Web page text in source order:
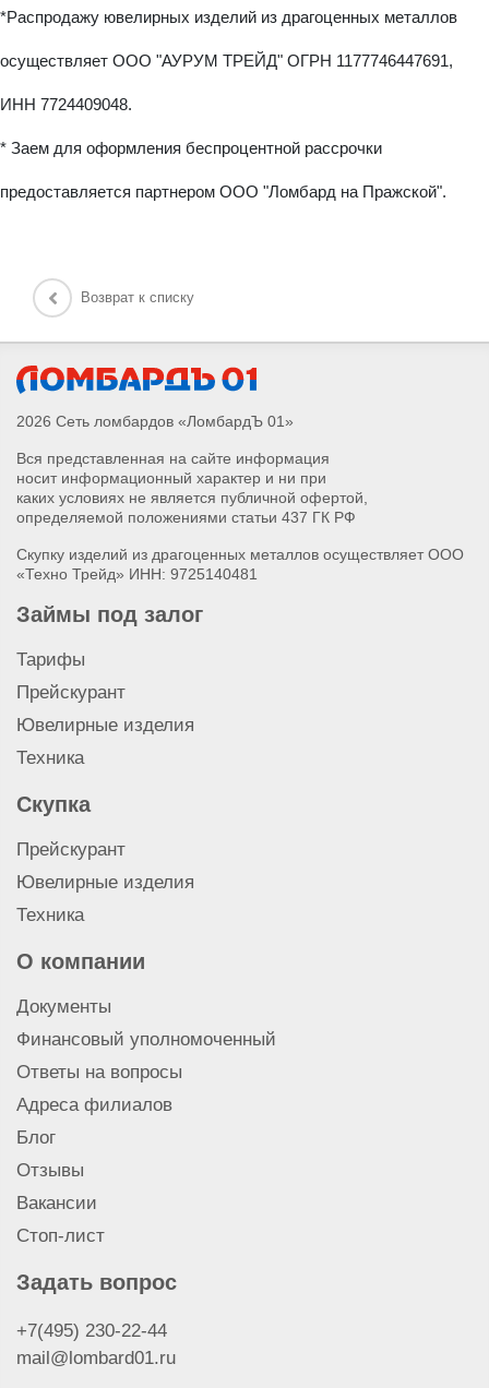
*Распродажу ювелирных изделий из драгоценных металлов
осуществляет ООО "АУРУМ ТРЕЙД" ОГРН 1177746447691,
ИНН 7724409048.
* Заем для оформления беспроцентной рассрочки
предоставляется партнером ООО "Ломбард на Пражской".
Возврат к списку
2026 Сеть ломбардов «ЛомбардЪ 01»
Вся представленная на сайте информация
носит информационный характер и ни при
каких условиях не является публичной офертой,
определяемой положениями статьи 437 ГК РФ
Скупку изделий из драгоценных металлов осуществляет ООО
«Техно Трейд» ИНН: 9725140481
Займы под залог
Тарифы
Прейскурант
Ювелирные изделия
Техника
Скупка
Прейскурант
Ювелирные изделия
Техника
О компании
Документы
Финансовый уполномоченный
Ответы на вопросы
Адреса филиалов
Блог
Отзывы
Вакансии
Стоп-лист
Задать вопрос
+7(495) 230-22-44
mail@lombard01.ru